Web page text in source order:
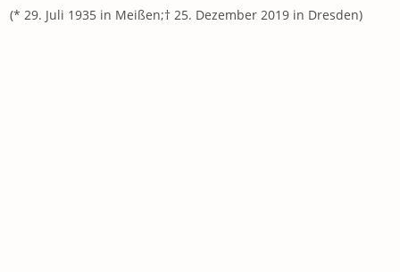
(* 29. Juli 1935 in Meißen;† 25. Dezember 2019 in Dresden)